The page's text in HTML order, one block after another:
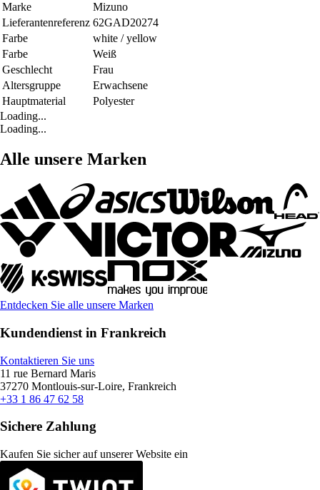
Marke
Mizuno
Lieferantenreferenz 62GAD20274
Farbe
white / yellow
Farbe
Weiß
Geschlecht
Frau
Altersgruppe
Erwachsene
Hauptmaterial
Polyester
Loading...
Loading...
Alle unsere Marken
Entdecken Sie alle unsere Marken
Kundendienst in Frankreich
Kontaktieren Sie uns
11 rue Bernard Maris
37270 Montlouis-sur-Loire, Frankreich
+33 1 86 47 62 58
Sichere Zahlung
Kaufen Sie sicher auf unserer Website ein